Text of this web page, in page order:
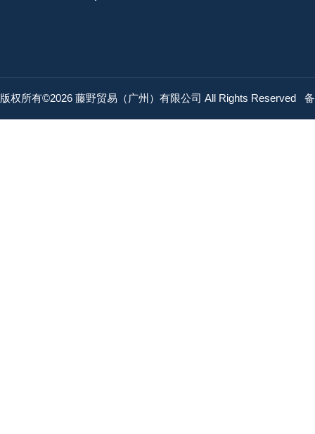
版权所有©2026 藤野贸易（广州）有限公司 All Rights Reserved